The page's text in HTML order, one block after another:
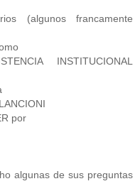
(algunos francamente
INSTITUCIONAL
por
algunas de sus preguntas